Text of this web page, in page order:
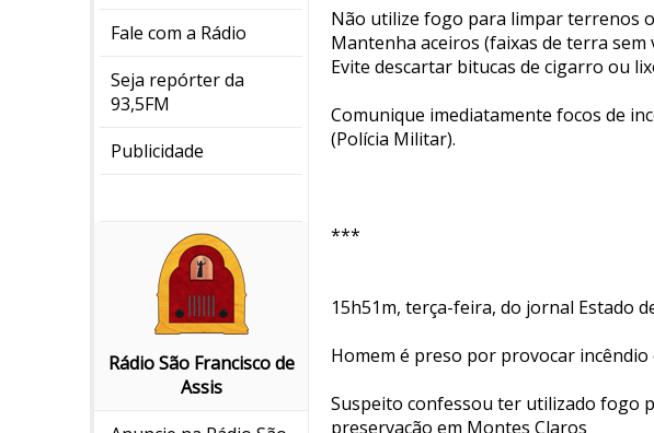
Fale com a Rádio
Seja repórter da
93,5FM
Publicidade
Rádio São Francisco de
Assis
Não utilize fogo para limpar terrenos
Mantenha aceiros (faixas de terra
Evite descartar bitucas de cigarro ou
Comunique imediatamente focos de
(Polícia Militar).
***
15h51m, terça-feira, do jornal Estado
Homem é preso por provocar
Suspeito confessou ter utilizado fogo
preservação em Montes Claros